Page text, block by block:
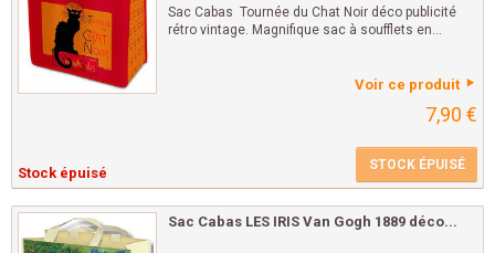
Sac Cabas Tournée du Chat Noir déco publicité
rétro vintage. Magnifique sac à soufflets en...
Voir ce produit
7,90 €
Stock épuisé STOCK ÉPUISÉ
Sac Cabas LES IRIS Van Gogh 1889 déco...